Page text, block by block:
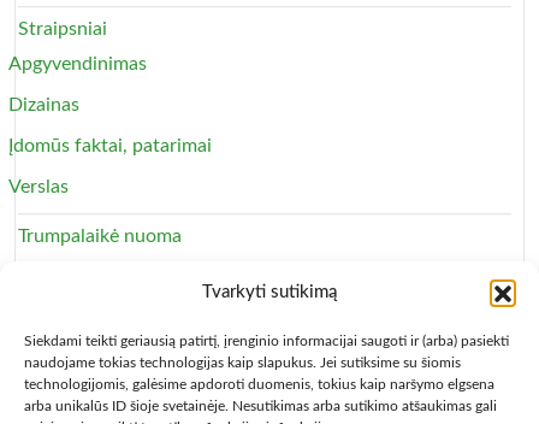
Tvarkyti sutikimą
Siekdami teikti geriausią patirtį, įrenginio informacijai saugoti ir (arba) pasiekti
naudojame tokias technologijas kaip slapukus. Jei sutiksime su šiomis
technologijomis, galėsime apdoroti duomenis, tokius kaip naršymo elgsena
arba unikalūs ID šioje svetainėje. Nesutikimas arba sutikimo atšaukimas gali
Straipsniai
Apgyvendinimas
Dizainas
Įdomūs faktai, patarimai
Verslas
Trumpalaikė nuoma